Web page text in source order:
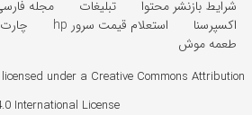
شرایط بازنشر محتوا
تبلیغات مجله
اکسپرسنا
استعلام قیمت سرور hp
طعمه موش
under a Creative Commons Attribution
International License ©️